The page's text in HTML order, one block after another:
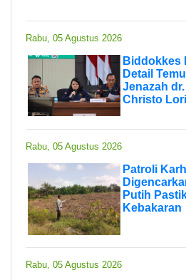
Rabu, 05 Agustus 2026
Biddokkes
Detail
Jenazah
Christo
Rabu, 05 Agustus 2026
Patroli
Putih
Kebakaran
Rabu, 05 Agustus 2026